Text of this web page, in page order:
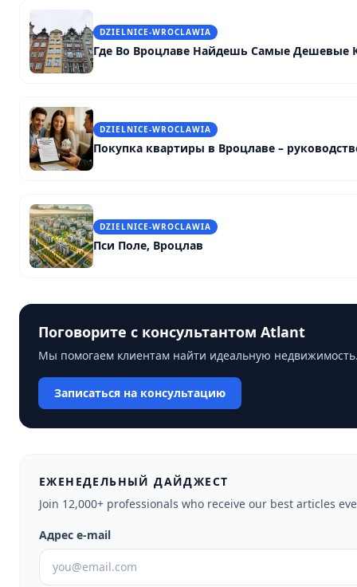
DZIELNICE-WROCLAWIA
Где Во Вроцлаве Найдешь Самые Дешевые
DZIELNICE-WROCLAWIA
Покупка квартиры в Вроцлаве –
DZIELNICE-WROCLAWIA
Пси Поле, Вроцлав
Поговорите с консультантом Atlant
Мы помогаем клиентам найти идеальную
Записаться на консультацию
ЕЖЕНЕДЕЛЬНЫЙ ДАЙДЖЕСТ
Join 12,000+ professionals who receive our best articles
Адрес e-mail